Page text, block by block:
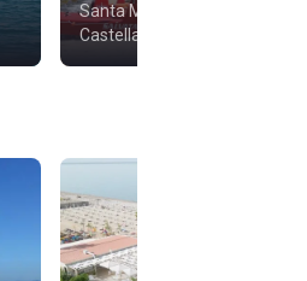
Santa Maria di
Castellabate